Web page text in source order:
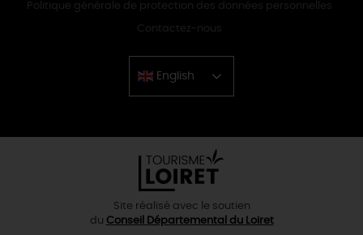
Politique générale de protection des données personnelles
Contactez-nous
English
Chinese
Site réalisé avec le soutien
du Conseil Départemental du Loiret